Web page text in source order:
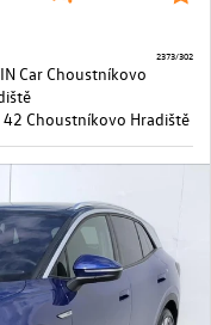
Car Choustníkovo
Choustníkovo Hradiště
2373/302